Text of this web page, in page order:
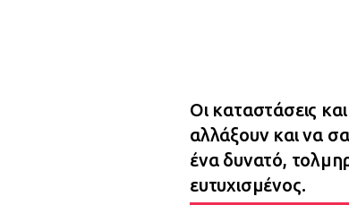
Οι καταστάσεις
αλλάξουν και να
ένα δυνατό,
ευτυχισμένος.